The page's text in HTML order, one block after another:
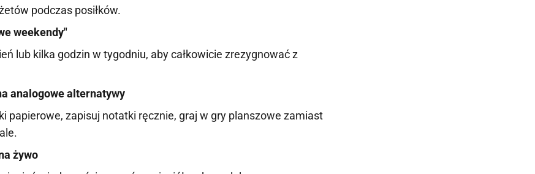
podczas posiłków.
weekendy"
lub kilka godzin w tygodniu, aby całkowicie zrezygnować z
analogowe alternatywy
papierowe, zapisuj notatki ręcznie, graj w gry planszowe zamiast
żywo